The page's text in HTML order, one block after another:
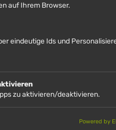
auf Ihrem Browser.
eindeutige Ids und
zu aktivieren/deaktivieren.
Powered by